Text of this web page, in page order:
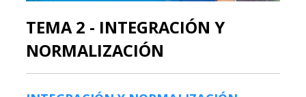
TEMA 2 - INTEGRACIÓN Y
NORMALIZACIÓN